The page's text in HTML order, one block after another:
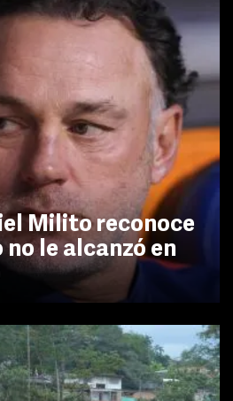
Milito reconoce
no le alcanzó en